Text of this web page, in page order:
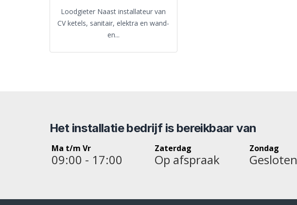
Loodgieter Naast installateur van
CV ketels, sanitair, elektra en wand-
en...
Het installatie bedrijf is bereikbaar van
Ma t/m Vr
09:00 - 17:00
Zaterdag
Op afspraak
Zondag
Gesloten